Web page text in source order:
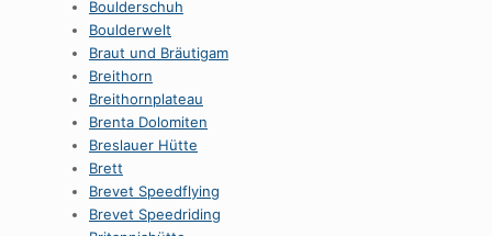
Boulderschuh
Boulderwelt
Braut und Bräutigam
Breithorn
Breithornplateau
Brenta Dolomiten
Breslauer Hütte
Brett
Brevet Speedflying
Brevet Speedriding